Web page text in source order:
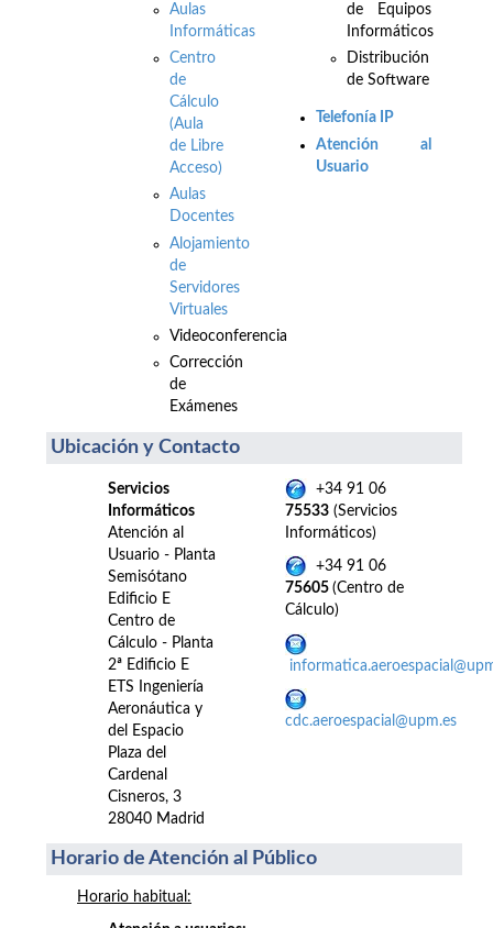
Aulas
Informáticas
Centro
de
Cálculo
(Aula
de Libre
Acceso)
Aulas
Docentes
Alojamiento
de
Servidores
Virtuales
Videoconferencia
Corrección
de
Exámenes
de Equipos
Informáticos
Distribución
de Software
Telefonía IP
Atención al
Usuario
Ubicación y Contacto
Servicios
Informáticos
Atención al
Usuario - Planta
Semisótano
Edificio E
Centro de
Cálculo - Planta
2ª Edificio E
ETS Ingeniería
Aeronáutica y
del Espacio
Plaza del
Cardenal
Cisneros, 3
28040 Madrid
+34 91 06
75533 (Servicios
Informáticos)
+34 91 06
75605 (Centro de
Cálculo)
cdc.aeroespacial@upm.es
Horario de Atención al Público
Horario habitual: